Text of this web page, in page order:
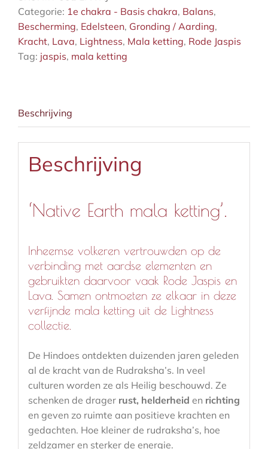
Categorie: 1e chakra - Basis chakra, Balans,
Bescherming, Edelsteen, Gronding / Aarding,
Kracht, Lava, Lightness, Mala ketting, Rode Jaspis
Tag: jaspis, mala ketting
Beschrijving
Beschrijving
‘Native Earth mala ketting’.
Inheemse volkeren vertrouwden op de
verbinding met aardse elementen en
gebruikten daarvoor vaak Rode Jaspis en
Lava. Samen ontmoeten ze elkaar in deze
verfijnde mala ketting uit de Lightness
collectie.
De Hindoes ontdekten duizenden jaren geleden
al de kracht van de Rudraksha’s. In veel
culturen worden ze als Heilig beschouwd. Ze
schenken de dragerrust, helderheid en richting
en geven zo ruimte aan positieve krachten en
gedachten. Hoe kleiner de rudraksha’s, hoe
zeldzamer en sterker de energie.